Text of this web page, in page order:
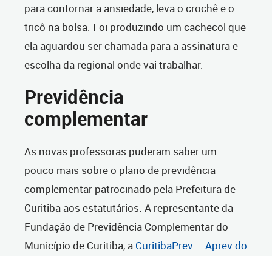
para contornar a ansiedade, leva o crochê e o
tricô na bolsa. Foi produzindo um cachecol que
ela aguardou ser chamada para a assinatura e
escolha da regional onde vai trabalhar.
Previdência
complementar
As novas professoras puderam saber um
pouco mais sobre o plano de previdência
complementar patrocinado pela Prefeitura de
Curitiba aos estatutários. A representante da
Fundação de Previdência Complementar do
Município de Curitiba, a CuritibaPrev – Aprev do